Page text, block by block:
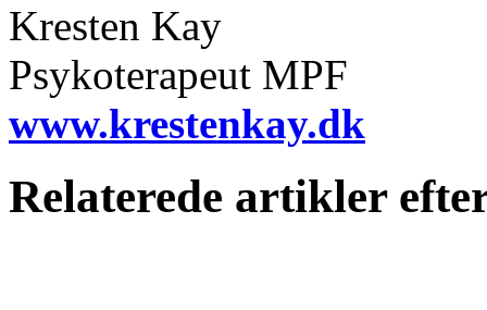
Kresten Kay
Psykoterapeut MPF
www.krestenkay.dk
Relaterede artikler